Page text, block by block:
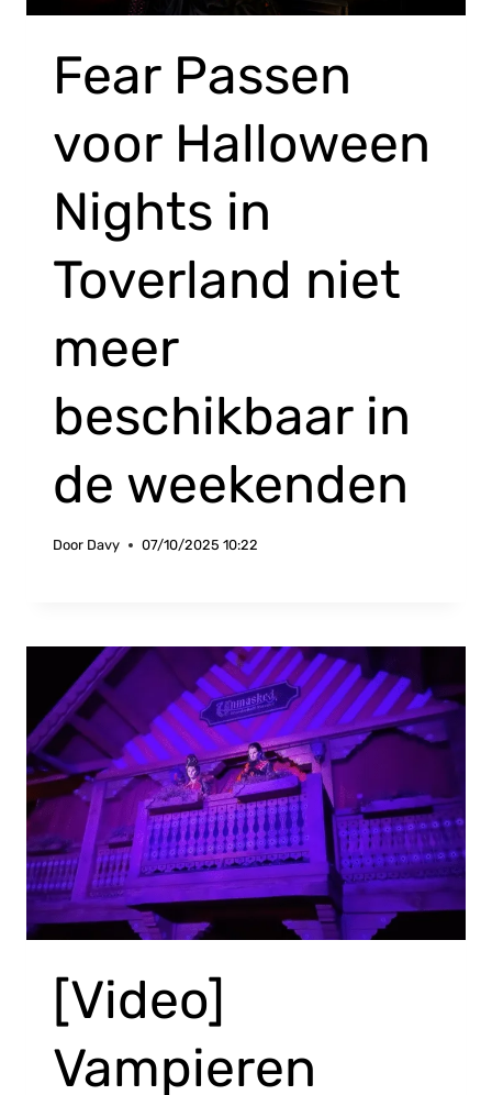
Fear Passen
voor Halloween
Nights in
Toverland niet
meer
beschikbaar in
de weekenden
Door Davy 07/10/2025 10:22
[Video]
Vampieren